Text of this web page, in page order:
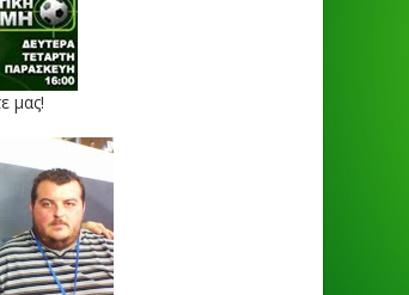
μας!